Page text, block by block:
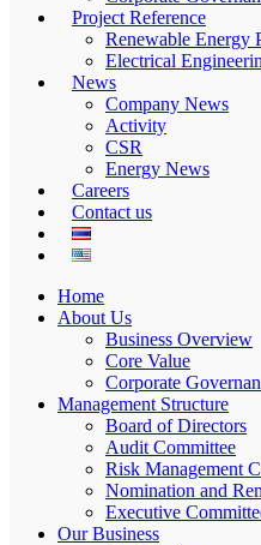
Project Reference
Renewable Energy
Electrical
News
Company News
Activity
CSR
Energy News
Careers
Contact us
Home
About Us
Business Overview
Core Value
Corporate
Management Structure
Board of Directors
Audit Committee
Risk Management
Nomination and
Executive
Our Business